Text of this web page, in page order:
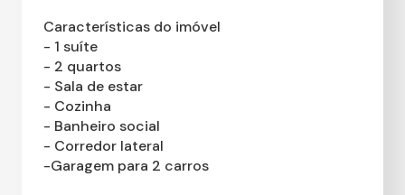
Características do imóvel
- 1 suíte
- 2 quartos
- Sala de estar
- Cozinha
- Banheiro social
- Corredor lateral
-Garagem para 2 carros